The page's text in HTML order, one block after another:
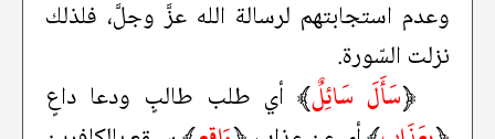
وعدم استجابتهم لرسالة الله عزَّ وجلَّ، فلذلك
نزلت السّورة.
﴿سَأَلَ سَائِلٌ﴾ أي طلب طالبٍ ودعا داعٍ